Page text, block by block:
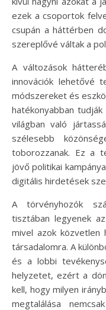
ezek a csoportok
csupán a háttérben
szereplővé váltak a
A változások
innovációk lehetővé
módszereket és
hatékonyabban
világban való
szélesebb
toborozzanak. Ez a
jövő politikai
digitális hirdetések
A törvényhozók
tisztában legyenek
mivel azok közvetlen
társadalomra. A
és a lobbi
helyzetet, ezért a
kell, hogy milyen
megtalálása